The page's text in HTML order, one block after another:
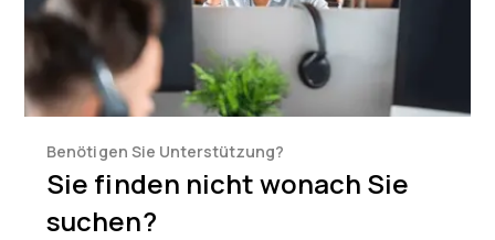
Benötigen Sie Unterstützung?
Sie finden nicht wonach Sie
suchen?